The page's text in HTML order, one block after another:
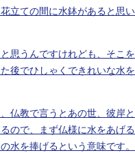
立ての間に水鉢があると思い
思うんですけれども、そこを
後でひしゃくできれいな水を
仏教で言うとあの世、彼岸と
ので、まず仏様に水をあげる
水を捧げるという意味です。